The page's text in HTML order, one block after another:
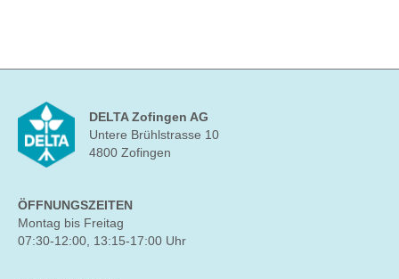
DELTA Zofingen AG
Untere Brühlstrasse 10
4800 Zofingen
ÖFFNUNGSZEITEN
Montag bis Freitag
07:30-12:00, 13:15-17:00 Uhr